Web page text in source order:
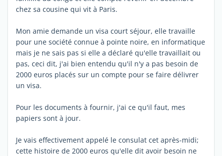
chez sa cousine qui vit à Paris.
Mon amie demande un visa court séjour, elle travaille
pour une société connue à pointe noire, en informatique
mais je ne sais pas si elle a déclaré qu'elle travaillait ou
pas, ceci dit, j'ai bien entendu qu'il n'y a pas besoin de
2000 euros placés sur un compte pour se faire délivrer
un visa.
Pour les documents à fournir, j'ai ce qu'il faut, mes
papiers sont à jour.
Je vais effectivement appelé le consulat cet après-midi;
cette histoire de 2000 euros qu'elle dit avoir besoin ne